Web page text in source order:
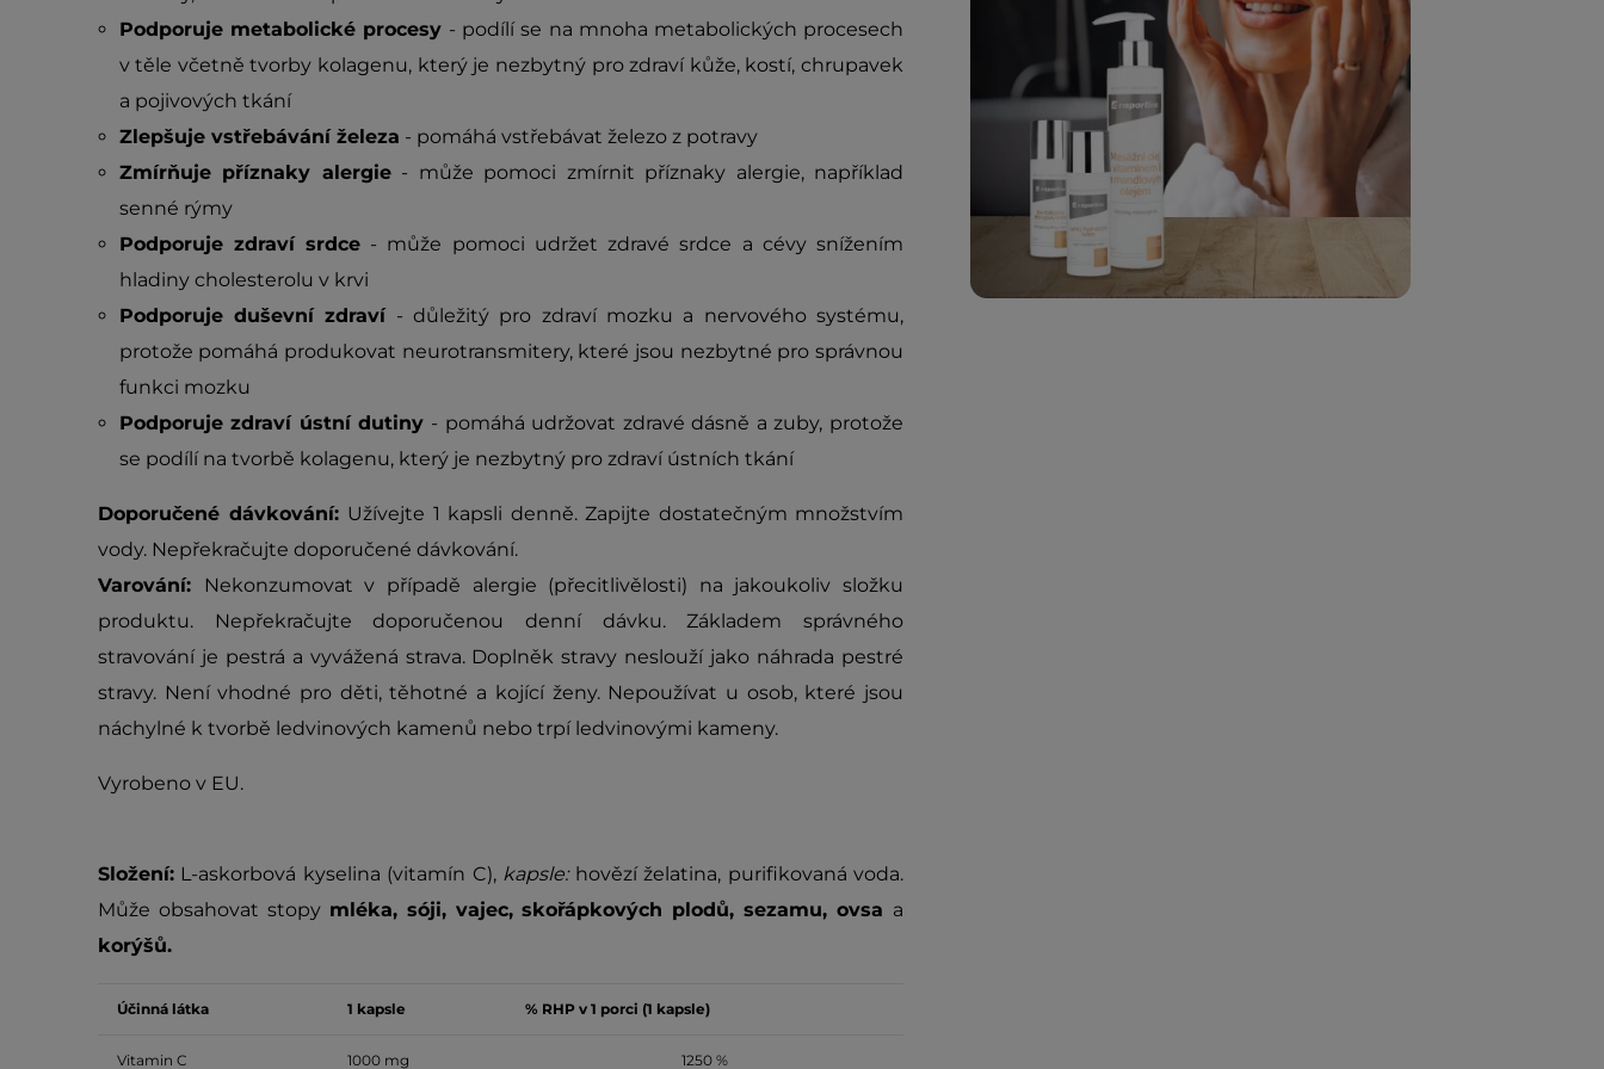
Podporuje metabolické procesy - podílí se na mnoha metabolických procesech
v těle včetně tvorby kolagenu, který je nezbytný pro zdraví kůže, kostí, chrupavek
a pojivových tkání
Zlepšuje vstřebávání železa - pomáhá vstřebávat železo z potravy
Zmírňuje příznaky alergie- může pomoci zmírnit příznaky alergie, například
senné rýmy
Podporuje zdraví srdce - může pomoci udržet zdravé srdce a cévy snížením
hladiny cholesterolu v krvi
Podporuje duševní zdraví- důležitý pro zdraví mozku a nervového systému,
protože pomáhá produkovat neurotransmitery, které jsou nezbytné pro správnou
funkci mozku
Podporuje zdraví ústní dutiny - pomáhá udržovat zdravé dásně a zuby, protože
se podílí na tvorbě kolagenu, který je nezbytný pro zdraví ústních tkání
Doporučené dávkování: Užívejte 1 kapsli denně. Zapijte dostatečným množstvím
vody. Nepřekračujte doporučené dávkování.
Varování:
Nekonzumovat v případě alergie (přecitlivělosti) na jakoukoliv složku
produktu. Nepřekračujte doporučenou denní dávku. Základem správného
stravování je pestrá a vyvážená strava. Doplněk stravy neslouží jako náhrada pestré
stravy. Není vhodné pro děti, těhotné a kojící ženy. Nepoužívat u osob, které jsou
náchylné k tvorbě ledvinových kamenů nebo trpí ledvinovými kameny.
Vyrobeno v EU.
Složení: L-askorbová kyselina (vitamín C), kapsle:hovězí želatina, purifikovaná voda.
Může obsahovat stopy mléka, sóji, vajec, skořápkových plodů, sezamu, ovsa a
korýšů.
Účinná látka 1 kapsle % RHP v 1 porci (1 kapsle)
Vitamin C 1000 mg 1250 %